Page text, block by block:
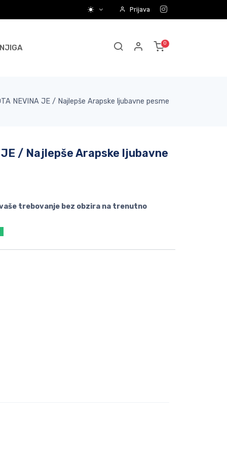
Prijava
NEVINA JE / Najlepše Arapske ljubavne pesme
JE / Najlepše Arapske ljubavne
trebovanje bez obzira na trenutno